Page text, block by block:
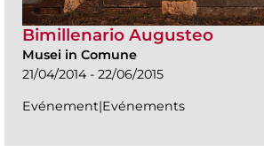
Bimillenario Augusteo
Musei in Comune
21/04/2014 - 22/06/2015
Evénement|Evénements